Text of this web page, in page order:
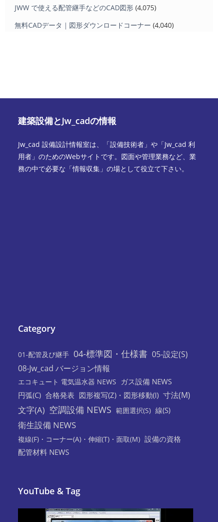
JWW で使える配管継手などのCAD図形 (4,075)
無料CADデータ｜図形ダウンロードコーナー (4,040)
建築設備とJw_cadの情報
Jw_cad 設備設計情報室は、「設備技術者」や「Jw_cad 利
用者」のためのWebサイトです。図面や管理業務など、業
務の中で必要な「情報収集」の場として役立て下さい。
Category
01-配管及び継手 04-標準図・仕様書 05-設定(S)
08-Jw_cad バージョン情報
エコキュート 電気温水器 NEWS
ガス設備 NEWS
円弧(C) 合格発表 図形複写(Z)・図形移動(I) 寸法(M)
文字(A) 空調設備 NEWS 範囲選択(S) 線(S)
衛生設備 NEWS
複線(F)・コーナー(A)・伸縮(T)・面取(M) 設備の資格
配管材料 NEWS
YouTube & Tag